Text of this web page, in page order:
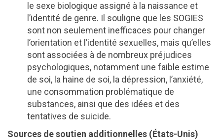
le sexe biologique assigné à la naissance et
l’identité de genre. Il souligne que les SOGIES
sont non seulement inefficaces pour changer
l’orientation et l’identité sexuelles, mais qu’elles
sont associées à de nombreux préjudices
psychologiques, notamment une faible estime
de soi, la haine de soi, la dépression, l’anxiété,
une consommation problématique de
substances, ainsi que des idées et des
tentatives de suicide.
Sources de soutien additionnelles (États-Unis)